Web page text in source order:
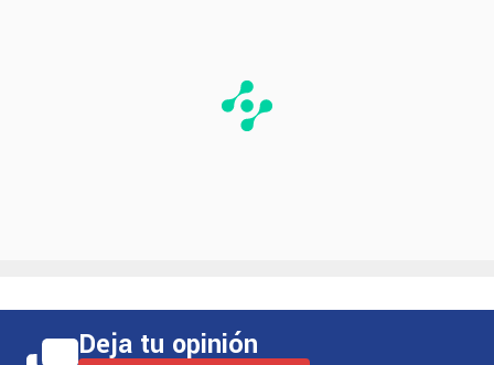
Deja tu opinión